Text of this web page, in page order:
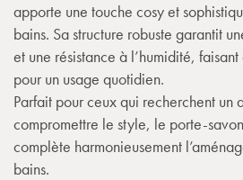
apporte une touche cosy et
bains. Sa structure robuste garantit
et une résistance à l’humidité,
pour un usage quotidien.
Parfait pour ceux qui recherchent un
compromettre le style, le porte-
complète harmonieusement
bains.